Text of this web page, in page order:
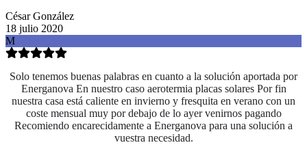
César González
18 julio 2020
M
Solo tenemos buenas palabras en cuanto a la solución aportada por
Energanova En nuestro caso aerotermia placas solares Por fin
nuestra casa está caliente en invierno y fresquita en verano con un
coste mensual muy por debajo de lo ayer venirnos pagando
Recomiendo encarecidamente a Energanova para una solución a
vuestra necesidad.